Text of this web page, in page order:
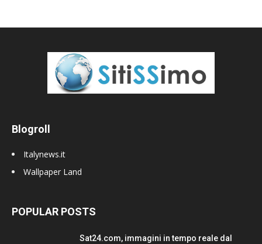
Blogroll
Italynews.it
Wallpaper Land
POPULAR POSTS
Sat24.com, immagini in tempo reale dal